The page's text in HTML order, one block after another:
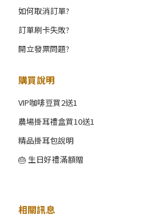
如何取消訂單?
訂單刷卡失敗?
開立發票問題?
購買說明
VIP咖啡豆買2送1
農場掛耳禮盒買10送1
精品掛耳包說明
🎂 生日好禮滿額贈
相關訊息